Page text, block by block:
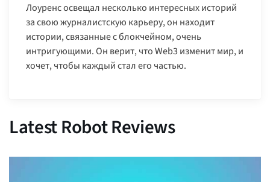
Лоуренс освещал несколько интересных историй
за свою журналистскую карьеру, он находит
истории, связанные с блокчейном, очень
интригующими. Он верит, что Web3 изменит мир, и
хочет, чтобы каждый стал его частью.
Latest Robot Reviews